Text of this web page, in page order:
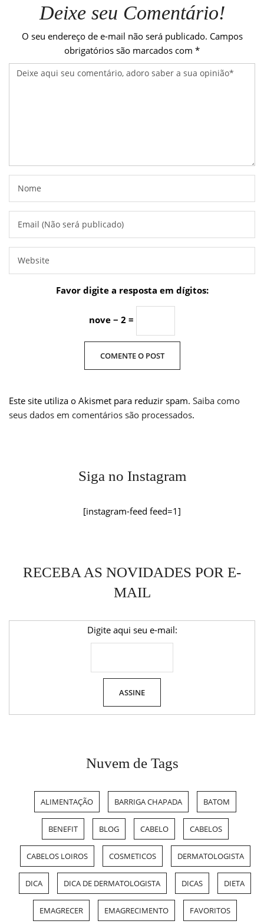
Deixe seu Comentário!
O seu endereço de e-mail não será publicado. Campos
obrigatórios são marcados com *
Favor digite a resposta em dígitos:
nove − 2 =
Este site utiliza o Akismet para reduzir spam. Saiba como
seus dados em comentários são processados.
Siga no Instagram
[instagram-feed feed=1]
RECEBA AS NOVIDADES POR E-
MAIL
Digite aqui seu e-mail:
Nuvem de Tags
ALIMENTAÇÃO BARRIGA CHAPADA BATOM
BENEFIT BLOG CABELO CABELOS
CABELOS LOIROS COSMETICOS DERMATOLOGISTA
DICA DICA DE DERMATOLOGISTA DICAS DIETA
EMAGRECER EMAGRECIMENTO FAVORITOS